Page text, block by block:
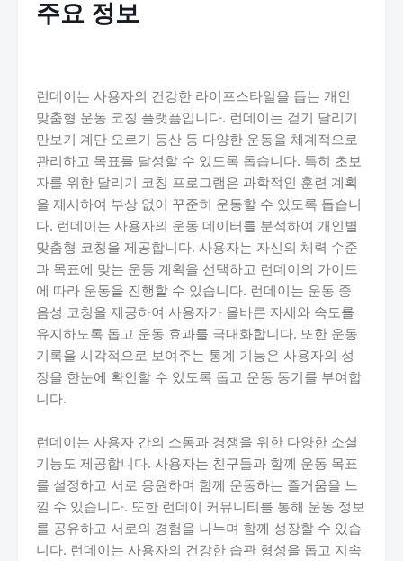
주요 정보
런데이는 사용자의 건강한 라이프스타일을 돕는 개인
맞춤형 운동 코칭 플랫폼입니다. 런데이는 걷기 달리기
만보기 계단 오르기 등산 등 다양한 운동을 체계적으로
관리하고 목표를 달성할 수 있도록 돕습니다. 특히 초보
자를 위한 달리기 코칭 프로그램은 과학적인 훈련 계획
을 제시하여 부상 없이 꾸준히 운동할 수 있도록 돕습니
다. 런데이는 사용자의 운동 데이터를 분석하여 개인별
맞춤형 코칭을 제공합니다. 사용자는 자신의 체력 수준
과 목표에 맞는 운동 계획을 선택하고 런데이의 가이드
에 따라 운동을 진행할 수 있습니다. 런데이는 운동 중
음성 코칭을 제공하여 사용자가 올바른 자세와 속도를
유지하도록 돕고 운동 효과를 극대화합니다. 또한 운동
기록을 시각적으로 보여주는 통계 기능은 사용자의 성
장을 한눈에 확인할 수 있도록 돕고 운동 동기를 부여합
니다.
런데이는 사용자 간의 소통과 경쟁을 위한 다양한 소셜
기능도 제공합니다. 사용자는 친구들과 함께 운동 목표
를 설정하고 서로 응원하며 함께 운동하는 즐거움을 느
낄 수 있습니다. 또한 런데이 커뮤니티를 통해 운동 정보
를 공유하고 서로의 경험을 나누며 함께 성장할 수 있습
니다. 런데이는 사용자의 건강한 습관 형성을 돕고 지속